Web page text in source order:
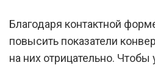
Благодаря контактной
повысить показатели
на них отрицательно. Чтобы